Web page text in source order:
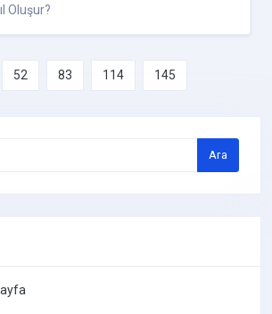
Oluşur?
52 83 114 145
Ara